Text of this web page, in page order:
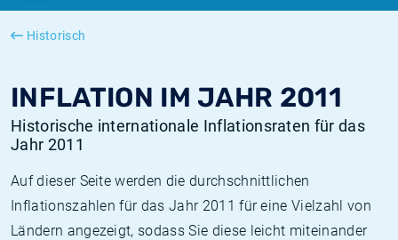
Historisch
INFLATION IM JAHR 2011
Historische internationale Inflationsraten für das
Jahr 2011
Auf dieser Seite werden die durchschnittlichen
Inflationszahlen für das Jahr 2011 für eine Vielzahl von
Ländern angezeigt, sodass Sie diese leicht miteinander
SONIA
Europäische inflation
Historische SONIA-Sätze